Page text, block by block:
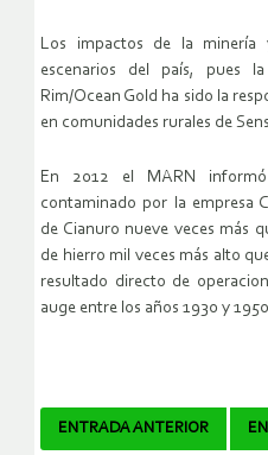
Los impactos de la minería
escenarios del país, pues
Rim/Ocean Gold ha sido la
en comunidades rurales de
En 2012 el MARN
contaminado por la empresa
de Cianuro nueve veces más
de hierro mil veces más alto
resultado directo de
auge entre los años 1930 y
Navegador
ENTRADA ANTERIOR